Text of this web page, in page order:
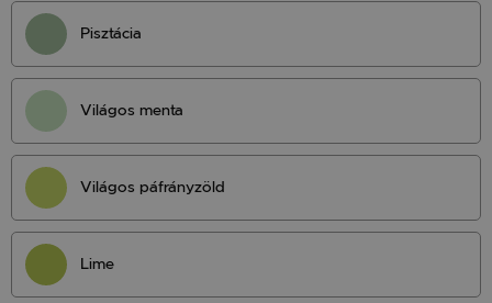
Pisztácia
Világos menta
Világos páfrányzöld
Lime